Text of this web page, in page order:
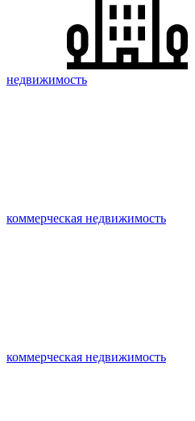
недвижимость
коммерческая недвижимость
коммерческая недвижимость